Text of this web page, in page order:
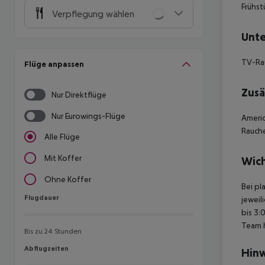
Verpflegung wählen
Flüge anpassen
Nur Direktflüge
Nur Eurowings-Flüge
Alle Flüge
Mit Koffer
Ohne Koffer
Flugdauer
Flugdauer
Bis zu 24 Stunden
Abflugzeiten
Abflugzeiten
TV-
Bei
bis
Team